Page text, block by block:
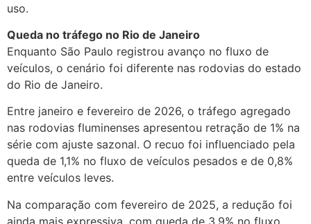
uso.
Queda no tráfego no Rio de Janeiro
Enquanto São Paulo registrou avanço no fluxo de
veículos, o cenário foi diferente nas rodovias do estado
do Rio de Janeiro.
Entre janeiro e fevereiro de 2026, o tráfego agregado
nas rodovias fluminenses apresentou retração de 1% na
série com ajuste sazonal. O recuo foi influenciado pela
queda de 1,1% no fluxo de veículos pesados e de 0,8%
entre veículos leves.
Na comparação com fevereiro de 2025, a redução foi
ainda mais expressiva, com queda de 3,9% no fluxo